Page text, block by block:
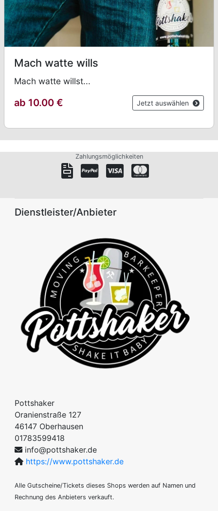
Mach watte wills
Mach watte willst...
ab 10.00 € Jetzt auswählen
Zahlungsmöglichkeiten
Dienstleister/Anbieter
Pottshaker
Oranienstraße 127
46147 Oberhausen
01783599418
info@pottshaker.de
https://www.pottshaker.de
Alle Gutscheine/Tickets dieses Shops werden auf Namen und
Rechnung des Anbieters verkauft.